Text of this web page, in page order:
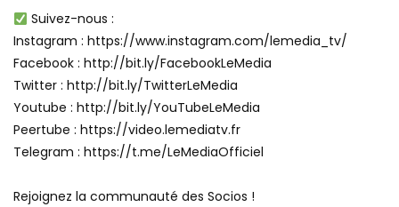
Suivez-nous :
Instagram : https://www.instagram.com/lemedia_tv/
Facebook : http://bit.ly/FacebookLeMedia
Twitter : http://bit.ly/TwitterLeMedia
Youtube : http://bit.ly/YouTubeLeMedia
Peertube : https://video.lemediatv.fr
Telegram : https://t.me/LeMediaOfficiel
Rejoignez la communauté des Socios !